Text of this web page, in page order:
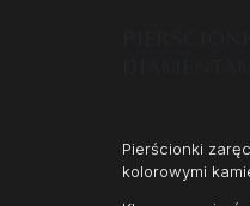
Pierścionki
kolorowymi